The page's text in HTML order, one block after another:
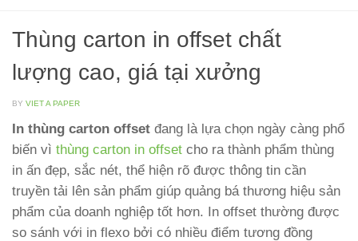
Thùng carton in offset chất
lượng cao, giá tại xưởng
BY VIET A PAPER
In thùng carton offset đang là lựa chọn ngày càng phổ
biến vì thùng carton in offset cho ra thành phẩm thùng
in ấn đẹp, sắc nét, thể hiện rõ được thông tin cần
truyền tải lên sản phẩm giúp quảng bá thương hiệu sản
phẩm của doanh nghiệp tốt hơn. In offset thường được
so sánh với in flexo bởi có nhiều điểm tương đồng